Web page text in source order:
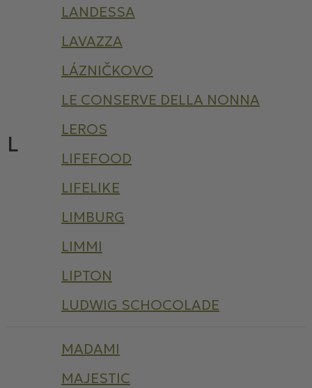
L
LANDESSA
LAVAZZA
LÁZNIČKOVO
LE CONSERVE DELLA NONNA
LEROS
LIFEFOOD
LIFELIKE
LIMBURG
LIMMI
LIPTON
LUDWIG SCHOCOLADE
MADAMI
MAJESTIC